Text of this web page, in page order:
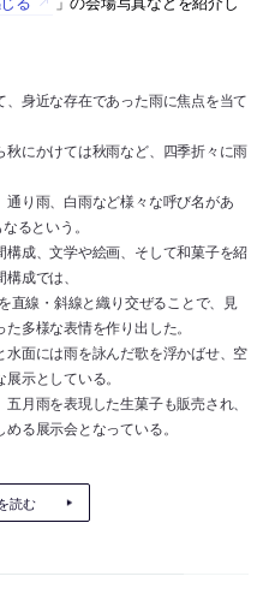
身近な存在であった雨に焦点を当て
にかけては秋雨など、四季折々に雨
り雨、白雨など様々な呼び名があ
るという。
構成、文学や絵画、そして和菓子を紹
成では、
直線・斜線と織り交ぜることで、見
多様な表情を作り出した。
水面には雨を詠んだ歌を浮かばせ、空
示としている。
月雨を表現した生菓子も販売され、
る展示会となっている。
読む